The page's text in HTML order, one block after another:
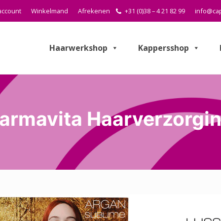
Winkelmand Afrekenen +31 (0)38 – 4 21 82 99
Haarwerkshop Kappersshop